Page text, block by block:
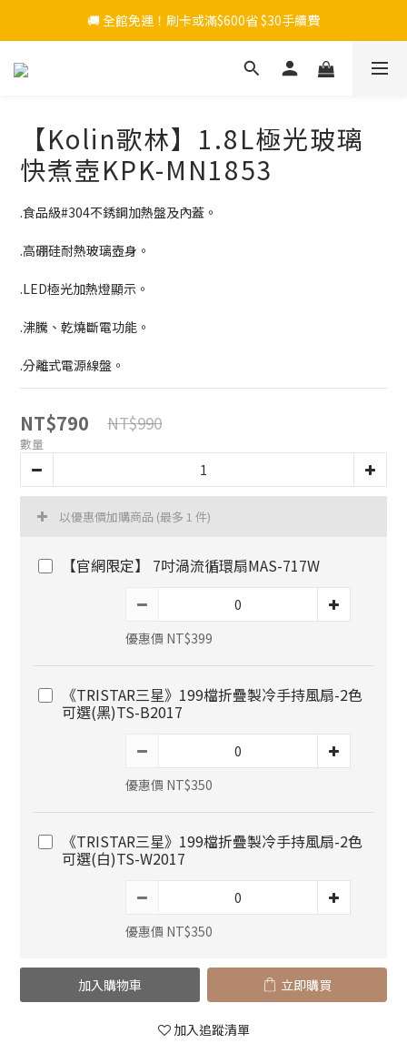
🚚 全館免運！刷卡或滿$600省 $30手續費
【Kolin歌林】1.8L極光玻璃
快煮壺KPK-MN1853
.食品級#304不銹鋼加熱盤及內蓋。
.高硼硅耐熱玻璃壺身。
.LED極光加熱燈顯示。
.沸騰、乾燒斷電功能。
.分離式電源線盤。
NT$790 NT$990
數量
以優惠價加購商品 (最多 1 件)
【官網限定】 7吋渦流循環扇MAS-717W
優惠價 NT$399
《TRISTAR三星》199檔折疊製冷手持風扇-2色
可選(黑)TS-B2017
優惠價 NT$350
《TRISTAR三星》199檔折疊製冷手持風扇-2色
可選(白)TS-W2017
優惠價 NT$350
加入購物車 立即購買
加入追蹤清單